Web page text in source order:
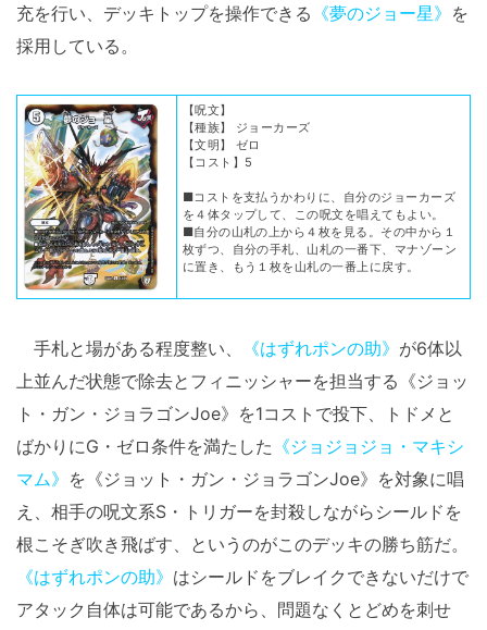
充を行い、デッキトップを操作できる 《夢のジョー星》 を
採用している。
【呪文】
【種族】 ジョーカーズ
【文明】 ゼロ
【コスト】5
■コストを支払うかわりに、自分のジョーカーズ
を４体タップして、この呪文を唱えてもよい。
■自分の山札の上から４枚を見る。その中から１
枚ずつ、自分の手札、山札の一番下、マナゾーン
に置き、もう１枚を山札の一番上に戻す。
手札と場がある程度整い、 《はずれポンの助》 が6体以
上並んだ状態で除去とフィニッシャーを担当する《ジョッ
ト・ガン・ジョラゴンJoe》を1コストで投下、トドメと
ばかりにG・ゼロ条件を満たした 《ジョジョジョ・マキシ
マム》 を《ジョット・ガン・ジョラゴンJoe》を対象に唱
え、相手の呪文系S・トリガーを封殺しながらシールドを
根こそぎ吹き飛ばす、というのがこのデッキの勝ち筋だ。
《はずれポンの助》 はシールドをブレイクできないだけで
アタック自体は可能であるから、問題なくとどめを刺せ